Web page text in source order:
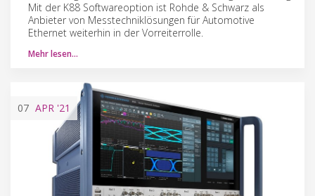
Mit der K88 Softwareoption ist Rohde & Schwarz als
Anbieter von Messtechniklösungen für Automotive
Ethernet weiterhin in der Vorreiterrolle.
Mehr lesen…
07 APR '21